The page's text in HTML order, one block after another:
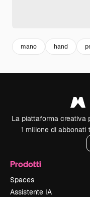
mano hand
La piattaforma creativa
1 milione di abbonati
Prodotti
Spaces
Assistente IA